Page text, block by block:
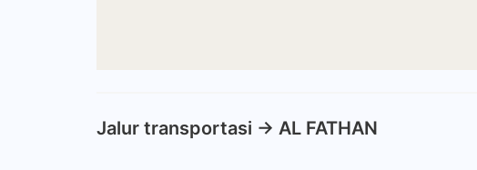
Jalur transportasi -> AL FATHAN